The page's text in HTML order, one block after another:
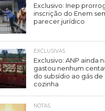
Exclusivo: Inep
inscrição do Enem
parecer jurídico
EXCLUSIVAS
Exclusivo: ANP ainda
gastou nenhum
do subsídio ao gás de
cozinha
NOTAS